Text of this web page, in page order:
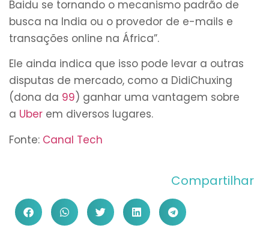
Baidu se tornando o mecanismo padrão de
busca na India ou o provedor de e-mails e
transações online na África”.
Ele ainda indica que isso pode levar a outras
disputas de mercado, como a DidiChuxing
(dona da 99) ganhar uma vantagem sobre
a Uber em diversos lugares.
Fonte: Canal Tech
Compartilhar